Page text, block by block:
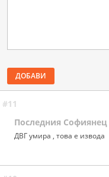
ДОБАВИ
#11
Последния Софиянец
ДВГ умира , това е извода